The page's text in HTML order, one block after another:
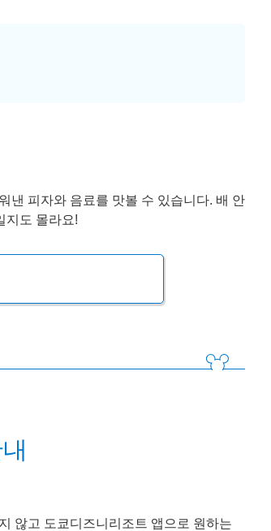
낸 피자와 음료를 맛볼 수 있습니다. 배 안
지도 몰라요!
않고 도쿄디즈니리조트 앱으로 원하는